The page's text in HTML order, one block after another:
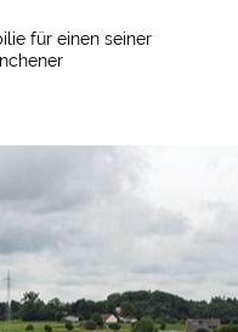
für einen seiner